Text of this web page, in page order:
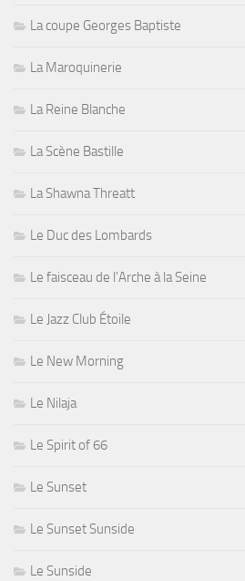
La coupe Georges Baptiste
La Maroquinerie
La Reine Blanche
La Scène Bastille
La Shawna Threatt
Le Duc des Lombards
Le faisceau de l'Arche à la Seine
Le Jazz Club Étoile
Le New Morning
Le Nilaja
Le Spirit of 66
Le Sunset
Le Sunset Sunside
Le Sunside